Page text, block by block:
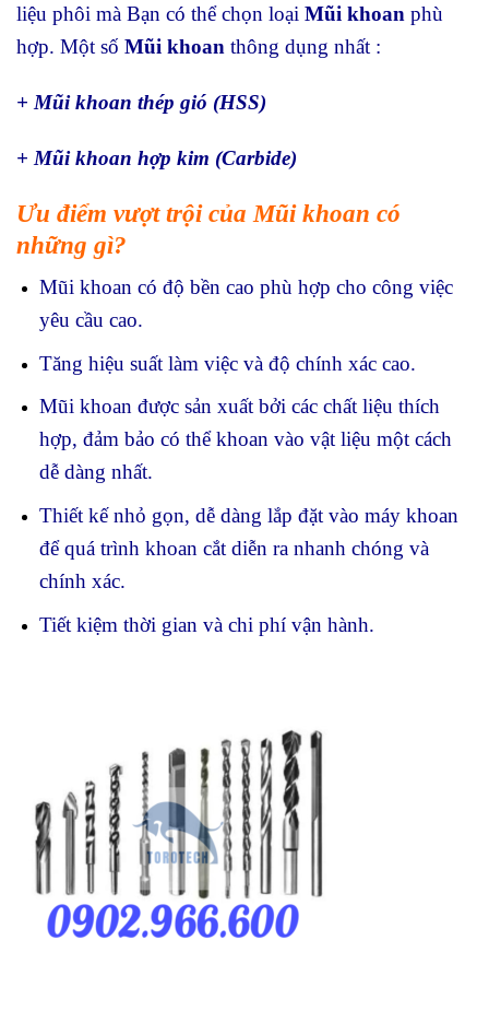
liệu phôi mà Bạn có thể chọn loại Mũi khoan phù
hợp. Một số Mũi khoan thông dụng nhất :
+ Mũi khoan thép gió (HSS)
+ Mũi khoan hợp kim (Carbide)
Ưu điểm vượt trội của Mũi khoan có
những gì?
Mũi khoan có độ bền cao phù hợp cho công việc
yêu cầu cao.
Tăng hiệu suất làm việc và độ chính xác cao.
Mũi khoan được sản xuất bởi các chất liệu thích
hợp, đảm bảo có thể khoan vào vật liệu một cách
dễ dàng nhất.
Thiết kế nhỏ gọn, dễ dàng lắp đặt vào máy khoan
để quá trình khoan cắt diễn ra nhanh chóng và
chính xác.
Tiết kiệm thời gian và chi phí vận hành.